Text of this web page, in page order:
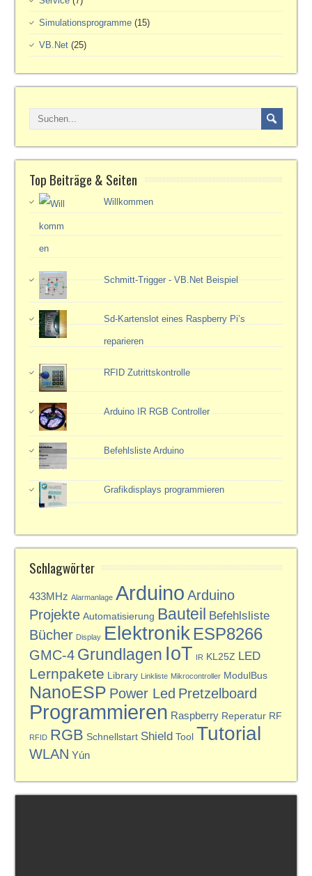
Simulationsprogramme (15)
VB.Net (25)
Top Beiträge & Seiten
Willkommen
Schmitt-Trigger - VB.Net Beispiel
Sd-Kartenslot eines Raspberry Pi’s
reparieren
RFID Zutrittskontrolle
Arduino IR RGB Controller
Befehlsliste Arduino
Grafikdisplays programmieren
Schlagwörter
433MHz Alarmanlage Arduino Arduino
Projekte Automatisierung Bauteil Befehlsliste
Bücher Display Elektronik ESP8266
GMC-4 Grundlagen IoT IR KL25Z LED
Lernpakete Library Linkliste Mikrocontroller ModulBus
NanoESP Power Led Pretzelboard
Programmieren Raspberry Reperatur RF
RFID RGB Schnellstart Shield Tool Tutorial
WLAN Yún